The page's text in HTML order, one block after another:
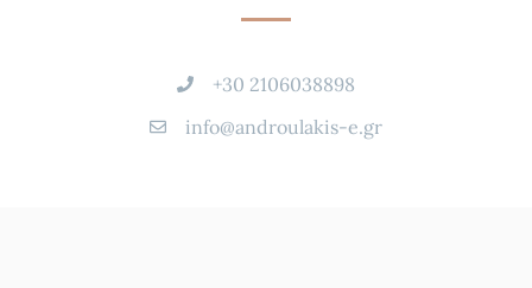
+30 2106038898
info@androulakis-e.gr